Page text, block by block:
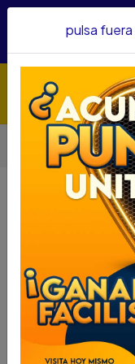
Herramientas
TALADRO
TALADRO
HR2810
TALADRO
SDS PLUS
SKU....73280185
DESCRIPCIÓN...
pulsa